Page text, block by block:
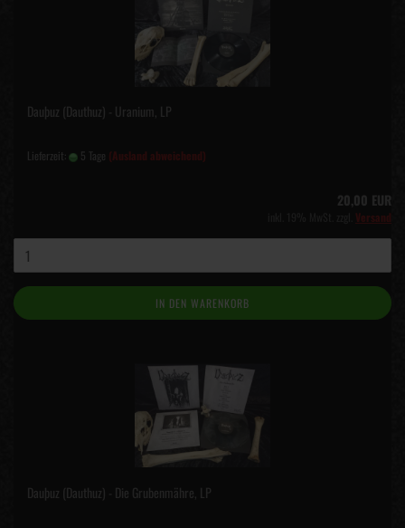
Dauþuz (Dauthuz) - Uranium, LP
Lieferzeit: 5 Tage (Ausland abweichend)
20,00 EUR
Versand
IN DEN WARENKORB
Dauþuz (Dauthuz) - Die Grubenmähre, LP